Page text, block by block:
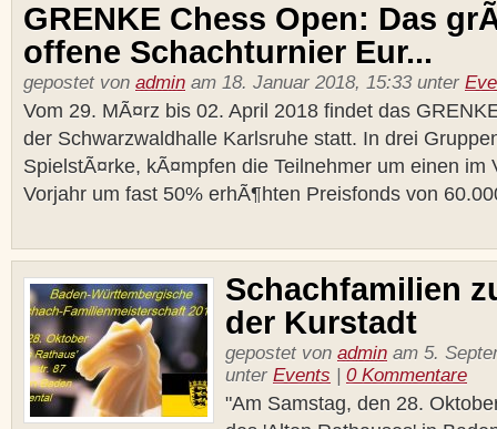
GRENKE Chess Open: Das
offene Schachturnier Eur...
gepostet von admin am 18. Januar 2018, 15:33 unter
Vom 29. MÃ¤rz bis 02. April 2018 findet das
der Schwarzwaldhalle Karlsruhe statt. In drei
SpielstÃ¤rke, kÃ¤mpfen die Teilnehmer um einen im
Vorjahr um fast 50% erhÃ¶hten Preisfonds von
Schachfamilien
der Kurstadt
gepostet von admin am 5.
unter Events 0 Kommentare
"Am Samstag, den 28.